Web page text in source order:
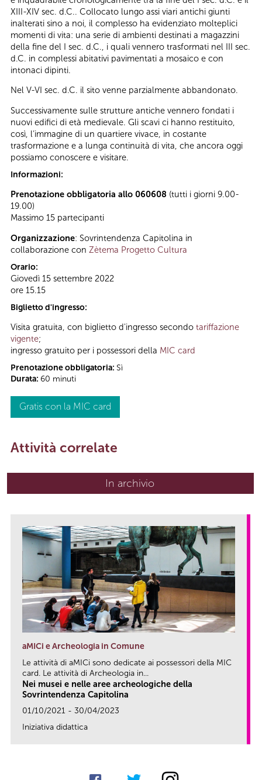
XIII-XIV sec. d.C.. Collocato lungo assi viari antichi giunti
inalterati sino a noi, il complesso ha evidenziato molteplici
momenti di vita: una serie di ambienti destinati a magazzini
della fine del I sec. d.C., i quali vennero trasformati nel III sec.
d.C. in complessi abitativi pavimentati a mosaico e con
intonaci dipinti.
Nel V-VI sec. d.C. il sito venne parzialmente abbandonato.
Successivamente sulle strutture antiche vennero fondati i
nuovi edifici di età medievale. Gli scavi ci hanno restituito,
così, l’immagine di un quartiere vivace, in costante
trasformazione e a lunga continuità di vita, che ancora oggi
possiamo conoscere e visitare.
Informazioni:
Prenotazione obbligatoria allo 060608 (tutti i giorni 9.00-
19.00)
Massimo 15 partecipanti
Organizzazione: Sovrintendenza Capitolina in
collaborazione con Zètema Progetto Cultura
Orario:
Giovedì 15 settembre 2022
ore 15.15
Biglietto d'ingresso:
Visita gratuita, con biglietto d'ingresso secondo tariffazione
vigente;
ingresso gratuito per i possessori della MIC card
Prenotazione obbligatoria: Sì
Durata: 60 minuti
Gratis con la MIC card
Attività correlate
In archivio
aMICi e Archeologia in Comune
Le attività di aMICi sono dedicate ai possessori della MIC
card. Le attività di Archeologia in...
Nei musei e nelle aree archeologiche della
Sovrintendenza Capitolina
01/10/2021 - 30/04/2023
Iniziativa didattica